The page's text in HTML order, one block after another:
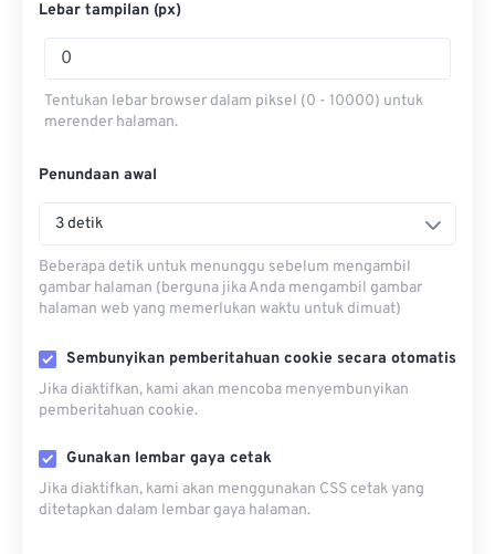
Lebar tampilan (px)
Tentukan lebar browser dalam piksel (0 - 10000) untuk
merender halaman.
Penundaan awal
3 detik
Beberapa detik untuk menunggu sebelum mengambil
gambar halaman (berguna jika Anda mengambil gambar
halaman web yang memerlukan waktu untuk dimuat)
Sembunyikan pemberitahuan cookie secara otomatis
Jika diaktifkan, kami akan mencoba menyembunyikan
pemberitahuan cookie.
Gunakan lembar gaya cetak
Jika diaktifkan, kami akan menggunakan CSS cetak yang
ditetapkan dalam lembar gaya halaman.